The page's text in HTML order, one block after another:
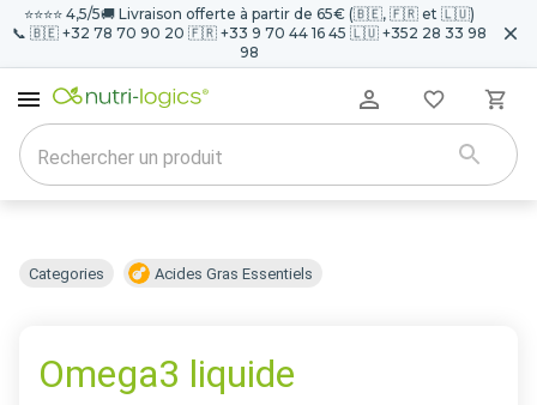
⭐️⭐️⭐️⭐️ 4,5/5🚚 Livraison offerte à partir de 65€ (🇧🇪, 🇫🇷 et 🇱🇺)
📞 🇧🇪 +32 78 70 90 20 🇫🇷 +33 9 70 44 16 45 🇱🇺 +352 28 33 98
98
Categories Acides Gras Essentiels
Omega3 liquide